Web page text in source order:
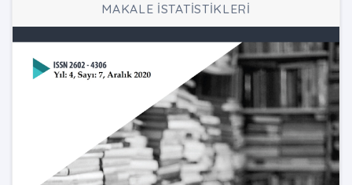
MAKALE İSTATİSTİKLERİ